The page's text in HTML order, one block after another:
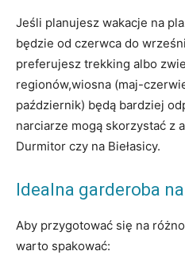
Jeśli ‌planujesz wakacje na
będzie od czerwca do
preferujesz trekking albo
regionów,wiosna (maj-
październik) będą bardziej
narciarze mogą skorzystać z
Durmitor czy na Biełasicy.
Idealna ​garderoba
Aby przygotować się na
warto‍ spakować: